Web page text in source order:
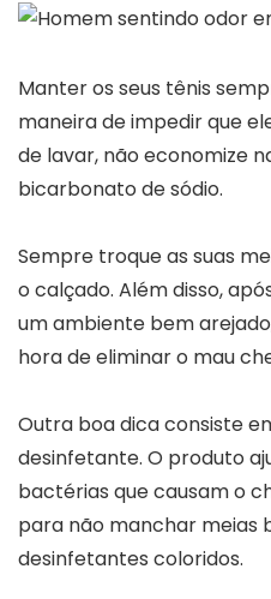
Manter os seus tênis
maneira de impedir que
de lavar, não economize
bicarbonato de sódio.
Sempre troque as suas
o calçado. Além disso,
um ambiente bem
hora de eliminar o mau
Outra boa dica consiste
desinfetante. O produto
bactérias que causam o
para não manchar meias
desinfetantes coloridos.